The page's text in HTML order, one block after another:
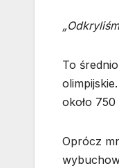
To
około
Oprócz